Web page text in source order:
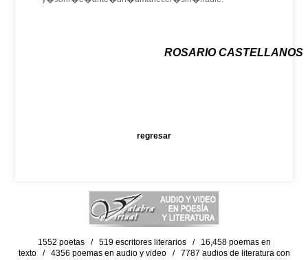
ROSARIO CASTELLANOS
regresar
1552 poetas / 519 escritores literarios / 16,458 poemas en
texto / 4356 poemas en audio y video / 7787 audios de literatura con